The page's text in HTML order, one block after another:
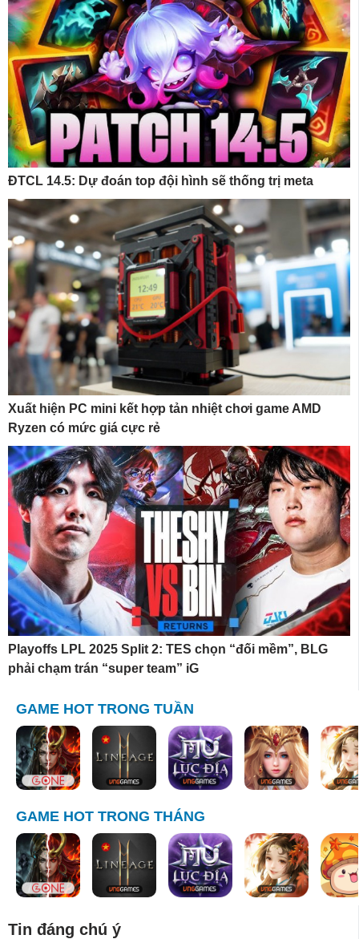
ĐTCL 14.5: Dự đoán top đội hình sẽ thống trị meta
Xuất hiện PC mini kết hợp tản nhiệt chơi game AMD
Ryzen có mức giá cực rẻ
Playoffs LPL 2025 Split 2: TES chọn “đối mềm”, BLG
phải chạm trán “super team” iG
GAME HOT TRONG TUẦN
GAME HOT TRONG THÁNG
Tin đáng chú ý